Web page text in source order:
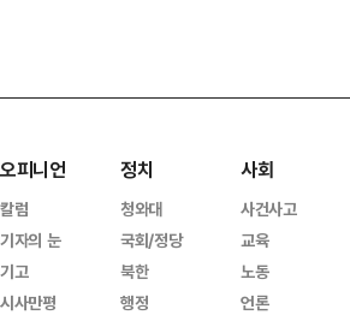
오피니언
칼럼
기자의 눈
기고
시사만평
정치
청와대
국회/정당
북한
행정
사회
사건사고
교육
노동
언론